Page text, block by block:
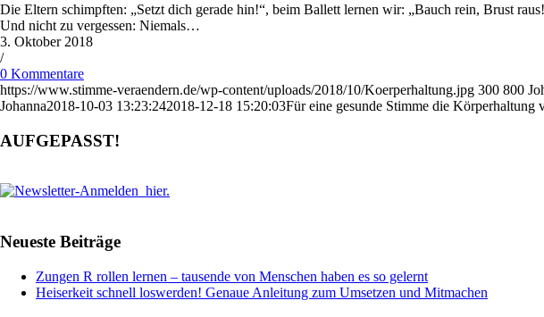
Die Eltern schimpften: „Setzt dich gerade hin!“, beim Ballett lernen wir: „Bauch rein, Brust
Und nicht zu vergessen: Niemals…
3. Oktober 2018
/
0 Kommentare
https://www.stimme-veraendern.de/wp-content/uploads/2018/10/Koerperhaltung.jpg 300 800
Johanna2018-10-03 13:23:242018-12-18 15:20:03Für eine gesunde Stimme die Körperhaltung
AUFGEPASST!
Neueste Beiträge
Zungen R rollen lernen – tausende von Menschen haben es so gelernt
Heiserkeit schnell loswerden! Genaue Anleitung zum Umsetzen und Mitmachen